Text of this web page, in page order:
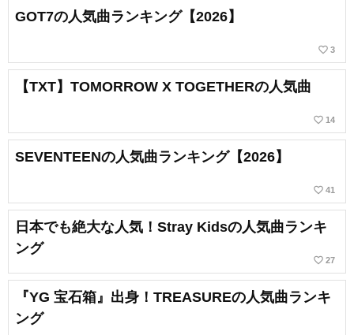
GOT7の人気曲ランキング【2026】
favorite_border 3
【TXT】TOMORROW X TOGETHERの人気曲
favorite_border 14
SEVENTEENの人気曲ランキング【2026】
favorite_border 41
日本でも絶大な人気！Stray Kidsの人気曲ランキ
ング
favorite_border 27
『YG 宝石箱』出身！TREASUREの人気曲ランキ
ング